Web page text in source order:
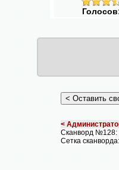
<
Сканворд
Сетка